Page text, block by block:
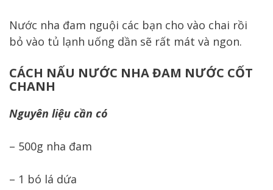
Nước nha đam nguội các bạn cho vào chai rồi
bỏ vào tủ lạnh uống dần sẽ rất mát và ngon.
CÁCH NẤU NƯỚC NHA ĐAM NƯỚC CỐT
CHANH
Nguyên liệu cần có
– 500g nha đam
– 1 bó lá dứa